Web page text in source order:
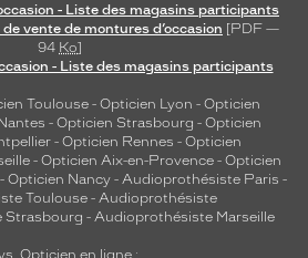
- Liste des magasins participants
vente de montures d’occasion [PDF —
94 Ko]
- Liste des magasins participants
Toulouse- Opticien Lyon - Opticien
- Opticien Strasbourg - Opticien
- Opticien Rennes - Opticien
- Opticien Aix-en-Provence - Opticien
- Opticien Nancy - Audioprothésiste Paris -
Toulouse- Audioprothésiste
Strasbourg - Audioprothésiste Marseille
Opticien en ligne :